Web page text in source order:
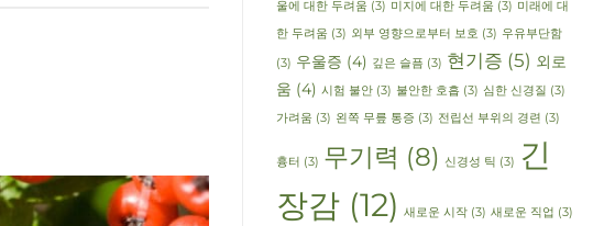
울에 대한 두려움 (3) 미지에 대한 두려움 (3) 미래에 대
한 두려움 (3) 외부 영향으로부터 보호 (3) 우유부단함
(3) 우울증 (4) 깊은 슬픔 (3) 현기증 (5) 외로
움 (4) 시험 불안(3) 불안한 호흡(3) 심한 신경질 (3)
가려움 (3) 왼쪽 무릎 통증 (3) 전립선 부위의 경련 (3)
흉터 (3) 무기력 (8) 신경성 틱 (3)
긴
장감(12) 새로운 시작(3) 새로운 직업 (3)